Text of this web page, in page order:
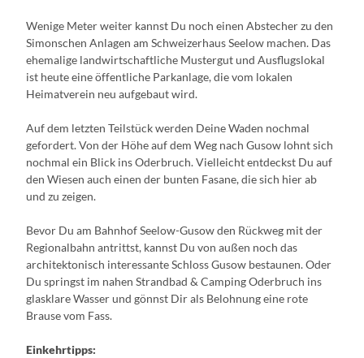
Wenige Meter weiter kannst Du noch einen Abstecher zu den
Simonschen Anlagen am Schweizerhaus Seelow machen. Das
ehemalige landwirtschaftliche Mustergut und Ausflugslokal
ist heute eine öffentliche Parkanlage, die vom lokalen
Heimatverein neu aufgebaut wird.
Auf dem letzten Teilstück werden Deine Waden nochmal
gefordert. Von der Höhe auf dem Weg nach Gusow lohnt sich
nochmal ein Blick ins Oderbruch. Vielleicht entdeckst Du auf
den Wiesen auch einen der bunten Fasane, die sich hier ab
und zu zeigen.
Bevor Du am Bahnhof Seelow-Gusow den Rückweg mit der
Regionalbahn antrittst, kannst Du von außen noch das
architektonisch interessante Schloss Gusow bestaunen. Oder
Du springst im nahen Strandbad & Camping Oderbruch ins
glasklare Wasser und gönnst Dir als Belohnung eine rote
Brause vom Fass.
Einkehrtipps: